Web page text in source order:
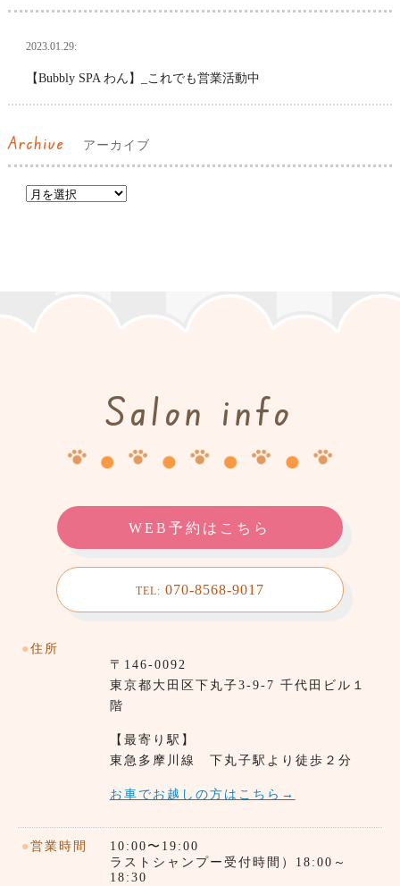
2023.01.29:
【Bubbly SPA わん】_これでも営業活動中
Archive アーカイブ
Salon info
WEB予約はこちら
TEL: 070-8568-9017
● 住所
〒146-0092
東京都⼤田区下丸子3-9-7 千代田ビル１
階
【最寄り駅】
東急多摩川線 下丸子駅より徒歩２分
お車でお越しの方はこちら→
● 営業時間
10:00〜19:00
ラストシャンプー受付時間）18:00～
18:30